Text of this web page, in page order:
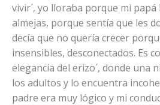
vivir´, yo lloraba porque mi papá
almejas, porque sentía que les
decía que no quería crecer
insensibles, desconectados. Es
elegancia del erizo´, donde una
los adultos y lo encuentra
padre era muy lógico y mi